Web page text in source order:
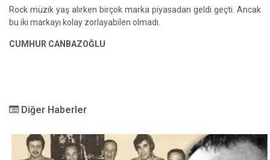
Rock müzik yaş alırken birçok marka piyasadan geldi geçti. Ancak
bu iki markayı kolay zorlayabilen olmadı.
CUMHUR CANBAZOĞLU
Diğer Haberler